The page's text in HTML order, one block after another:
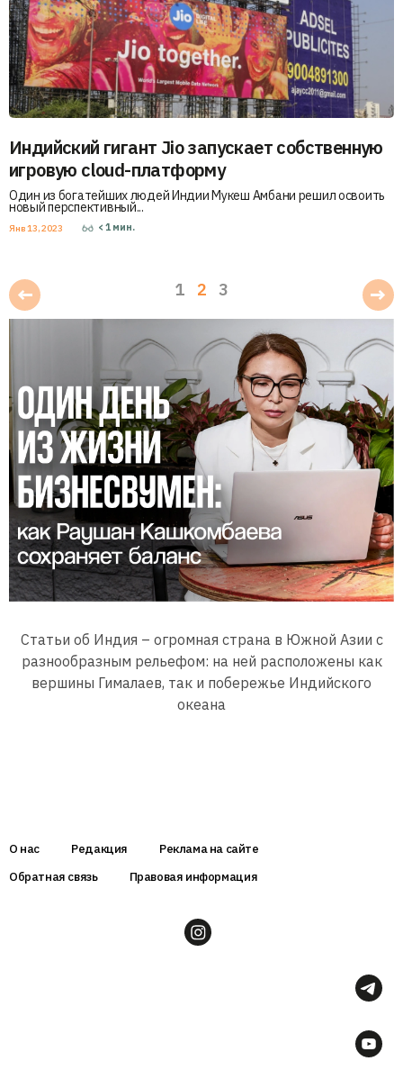
Индийский гигант Jio запускает собственную
игровую cloud-платформу
Один из богатейших людей Индии Мукеш Амбани решил освоить
новый перспективный...
Янв 13, 2023 < 1 мин.
1 2 3
Статьи об Индия – огромная страна в Южной Азии с
разнообразным рельефом: на ней расположены как
вершины Гималаев, так и побережье Индийского
океана
О нас Редакция
Реклама на сайте
Обратная связь
Правовая информация